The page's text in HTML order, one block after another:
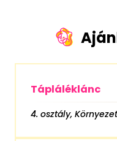
Tápláléklánc
4. osztály,